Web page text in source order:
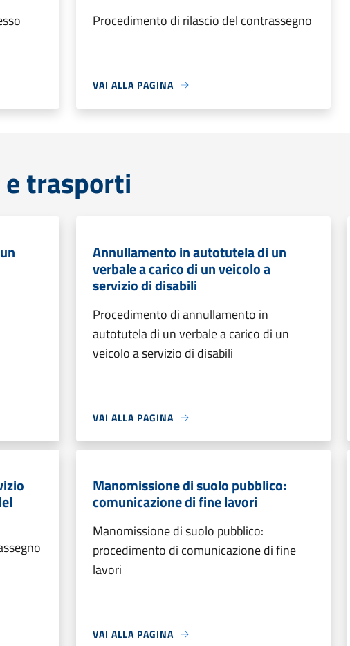
Procedimento di rilascio del contrassegno
VAI ALLA PAGINA
trasporti
Annullamento in autotutela di un
verbale a carico di un veicolo a
servizio di disabili
Procedimento di annullamento in
autotutela di un verbale a carico di un
veicolo a servizio di disabili
VAI ALLA PAGINA
Manomissione di suolo pubblico:
comunicazione di fine lavori
Manomissione di suolo pubblico:
procedimento di comunicazione di fine
lavori
VAI ALLA PAGINA